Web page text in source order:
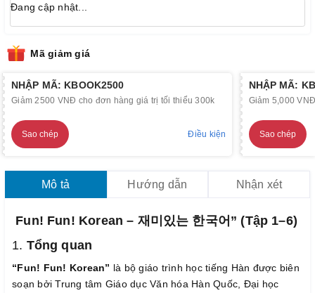
Đang cập nhật...
Mã giảm giá
NHẬP MÃ: KBOOK2500
Giảm 2500 VNĐ cho đơn hàng giá trị tối thiểu 300k
Sao chép Điều kiện
NHẬP MÃ:
Giảm 5,000
Sao chép
Mô tả Hướng dẫn Nhận xét
Fun! Fun! Korean – 재미있는 한국어” (Tập 1–6)
1. Tổng quan
“Fun! Fun! Korean” là bộ giáo trình học tiếng Hàn được biên
soạn bởi Trung tâm Giáo dục Văn hóa Hàn Quốc, Đại học